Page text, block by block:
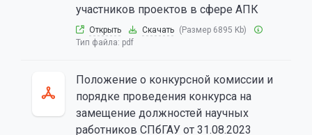
участников проектов в сфере АПК
Открыть Скачать (Размер 6895 Kb)
Тип файла: pdf
Положение о конкурсной комиссии и
порядке проведения конкурса на
замещение должностей научных
работников СПбГАУ от 31.08.2023